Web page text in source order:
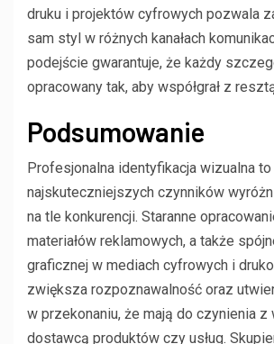
druku i projektów cyfrowych pozwala
sam styl w różnych kanałach
podejście gwarantuje, że każdy
opracowany tak, aby współgrał z
Podsumowanie
Profesjonalna identyfikacja wizualna
najskuteczniejszych czynników
na tle konkurencji. Staranne
materiałów reklamowych, a także
graficznej w mediach cyfrowych i
zwiększa rozpoznawalność oraz
w przekonaniu, że mają do czynienia z
dostawcą produktów czy usług.